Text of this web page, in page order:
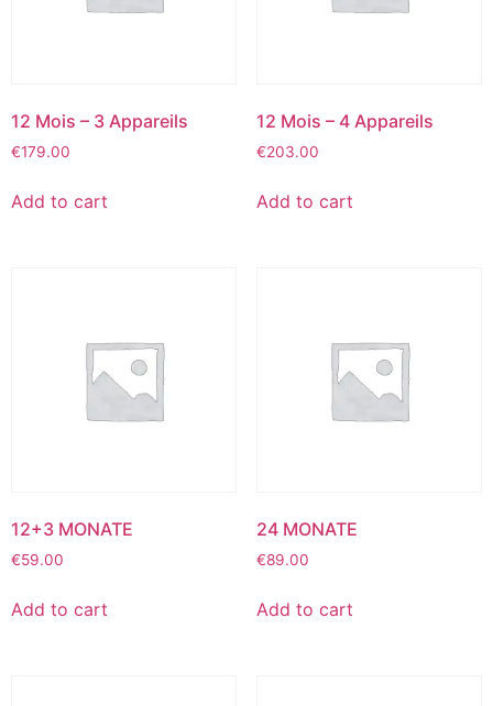
12 Mois – 3 Appareils
€179.00
Add to cart
12 Mois – 4 Appareils
€203.00
Add to cart
12+3 MONATE
€59.00
Add to cart
24 MONATE
€89.00
Add to cart